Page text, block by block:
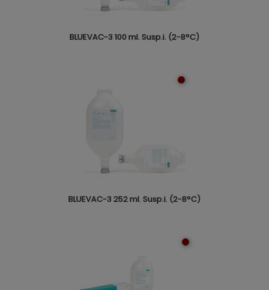
BLUEVAC-3 100 ml. Susp.i. (2-8°C)
BLUEVAC-3 252 ml. Susp.i. (2-8°C)